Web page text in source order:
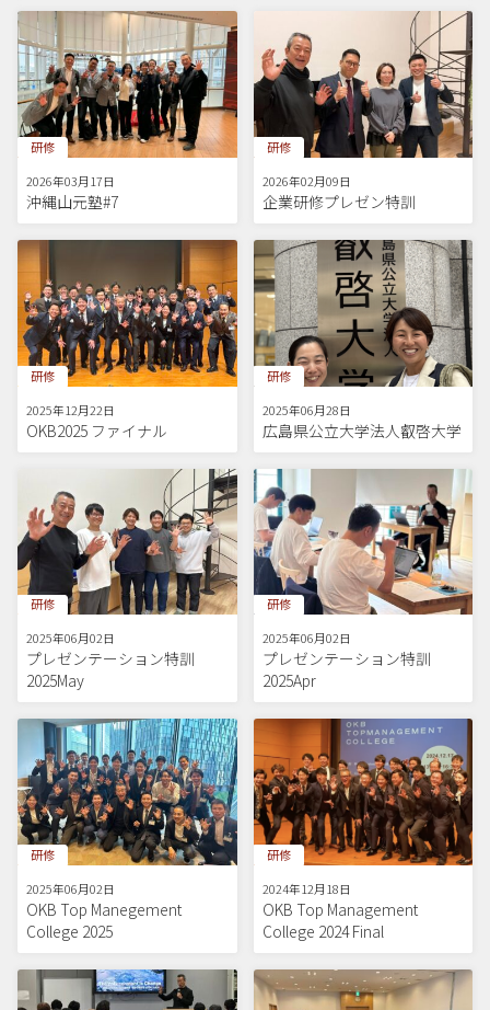
研修
2026年03月17日
沖縄山元塾#7
研修
2026年02月09日
企業研修プレゼン特訓
研修
2025年12月22日
OKB2025 ファイナル
研修
2025年06月28日
広島県公立大学法人叡啓大学
研修
2025年06月02日
プレゼンテーション特訓
2025May
研修
2025年06月02日
プレゼンテーション特訓
2025Apr
研修
2025年06月02日
OKB Top Manegement
College 2025
研修
2024年12月18日
OKB Top Management
College 2024 Final